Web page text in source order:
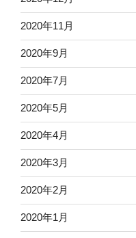
2020年11月
2020年9月
2020年7月
2020年5月
2020年4月
2020年3月
2020年2月
2020年1月